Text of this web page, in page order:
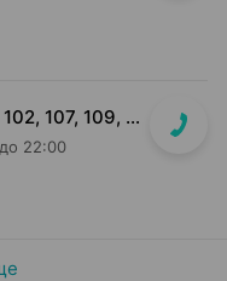
Долгиновский тракт, д. 178, пом. 102, 107, 109, 112, 114 (ТЦ "ALL")
до 22:00